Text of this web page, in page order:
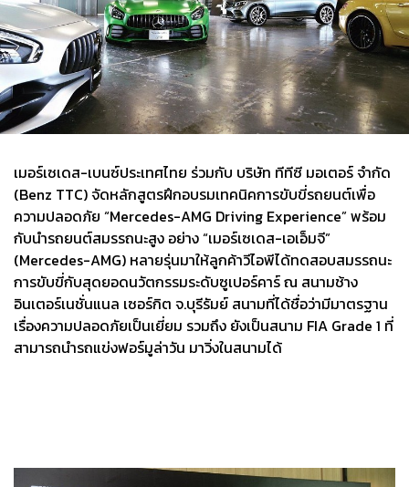
เมอร์เซเดส-เบนซ์ประเทศไทย ร่วมกับ บริษัท ทีทีซี มอเตอร์ จำกัด
(Benz TTC) จัดหลักสูตรฝึกอบรมเทคนิคการขับขี่รถยนต์เพื่อ
ความปลอดภัย “Mercedes-AMG Driving Experience” พร้อม
กับนำรถยนต์สมรรถนะสูง อย่าง “เมอร์เซเดส-เอเอ็มจี”
(Mercedes-AMG) หลายรุ่นมาให้ลูกค้าวีไอพีได้ทดสอบสมรรถนะ
การขับขี่กับสุดยอดนวัตกรรมระดับซูเปอร์คาร์ ณ สนามช้าง
อินเตอร์เนชั่นแนล เซอร์กิต จ.บุรีรัมย์ สนามที่ได้ชื่อว่ามีมาตรฐาน
เรื่องความปลอดภัยเป็นเยี่ยม รวมถึง ยังเป็นสนาม FIA Grade 1 ที่
สามารถนำรถแข่งฟอร์มูล่าวัน มาวิ่งในสนามได้